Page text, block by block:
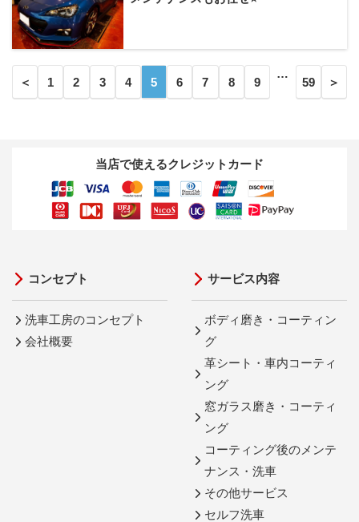
＜ 1 2 3 4 5 6 7 8 9
…
59 ＞
当店で使えるクレジットカード
コンセプト
洗車工房のコンセプト
会社概要
サービス内容
ボディ磨き・コーティン
グ
革シート・車内コーティ
ング
窓ガラス磨き・コーティ
ング
コーティング後のメンテ
ナンス・洗車
その他サービス
セルフ洗車